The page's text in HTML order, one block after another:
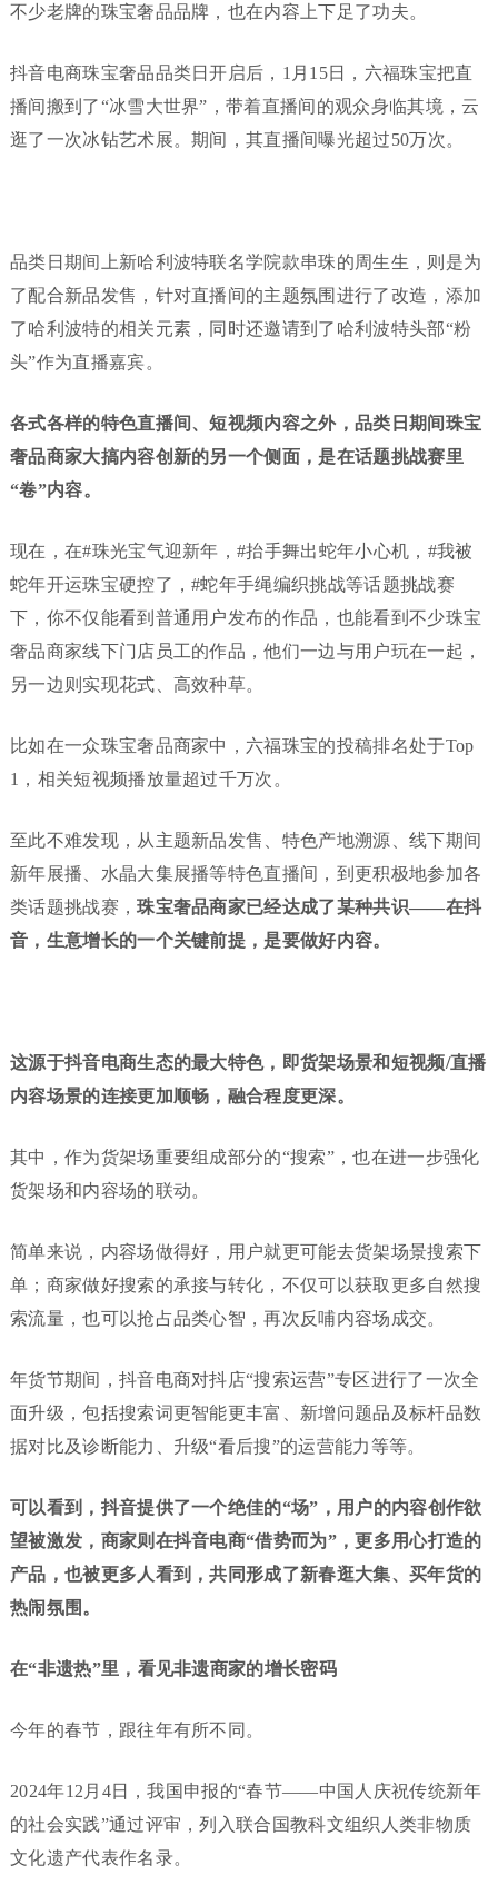
不少老牌的珠宝奢品品牌，也在内容上下足了功夫。
抖音电商珠宝奢品品类日开启后，1月15日，六福珠宝把直
播间搬到了“冰雪大世界”，带着直播间的观众身临其境，云
逛了一次冰钻艺术展。期间，其直播间曝光超过50万次。
品类日期间上新哈利波特联名学院款串珠的周生生，则是为
了配合新品发售，针对直播间的主题氛围进行了改造，添加
了哈利波特的相关元素，同时还邀请到了哈利波特头部“粉
头”作为直播嘉宾。
各式各样的特色直播间、短视频内容之外，品类日期间珠宝
奢品商家大搞内容创新的另一个侧面，是在话题挑战赛里
“卷”内容。
现在，在#珠光宝气迎新年，#抬手舞出蛇年小心机，#我被
蛇年开运珠宝硬控了，#蛇年手绳编织挑战等话题挑战赛
下，你不仅能看到普通用户发布的作品，也能看到不少珠宝
奢品商家线下门店员工的作品，他们一边与用户玩在一起，
另一边则实现花式、高效种草。
比如在一众珠宝奢品商家中，六福珠宝的投稿排名处于Top
1，相关短视频播放量超过千万次。
至此不难发现，从主题新品发售、特色产地溯源、线下期间
新年展播、水晶大集展播等特色直播间，到更积极地参加各
类话题挑战赛，珠宝奢品商家已经达成了某种共识——在抖
音，生意增长的一个关键前提，是要做好内容。
这源于抖音电商生态的最大特色，即货架场景和短视频/直播
内容场景的连接更加顺畅，融合程度更深。
其中，作为货架场重要组成部分的“搜索”，也在进一步强化
货架场和内容场的联动。
简单来说，内容场做得好，用户就更可能去货架场景搜索下
单；商家做好搜索的承接与转化，不仅可以获取更多自然搜
索流量，也可以抢占品类心智，再次反哺内容场成交。
年货节期间，抖音电商对抖店“搜索运营”专区进行了一次全
面升级，包括搜索词更智能更丰富、新增问题品及标杆品数
据对比及诊断能力、升级“看后搜”的运营能力等等。
可以看到，抖音提供了一个绝佳的“场”，用户的内容创作欲
望被激发，商家则在抖音电商“借势而为”，更多用心打造的
产品，也被更多人看到，共同形成了新春逛大集、买年货的
热闹氛围。
在“非遗热”里，看见非遗商家的增长密码
今年的春节，跟往年有所不同。
2024年12月4日，我国申报的“春节——中国人庆祝传统新年
的社会实践”通过评审，列入联合国教科文组织人类非物质
文化遗产代表作名录。